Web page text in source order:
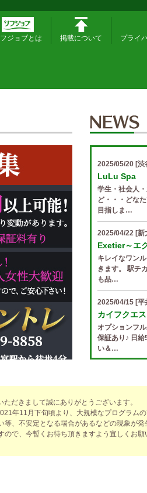
ジョブとは 掲載について プライ
2025/05/20[渋
LuLu Spa
学生・社会人
ど・・・どな
目指しま…
2025/04/22[新
Exetier～エ
キレイなワン
きます。 駅チ
も品…
2025/04/15[平
カイフクエ
オプションフ
保証あり♪ 日
い＆…
適なお仕事を
費負…
2025/04/14 [春
だきまして誠にありがとうございます。
年11月下旬頃より、大規模なプログラムの
、不安定となる場合があるなどの現象が発
で、今暫くお待ち頂きますよう宜しくお願